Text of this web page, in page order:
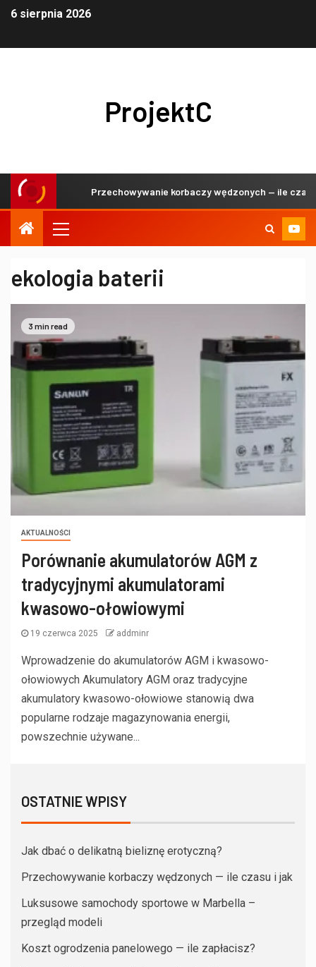
6 sierpnia 2026
ProjektC
Przechowywanie korbaczy wędzonych — ile czasu i
ekologia baterii
3 min read
AKTUALNOŚCI
Porównanie akumulatorów AGM z
tradycyjnymi akumulatorami
kwasowo-ołowiowymi
19 czerwca 2025 addminr
Wprowadzenie do akumulatorów AGM i kwasowo-
ołowiowych Akumulatory AGM oraz tradycyjne
akumulatory kwasowo-ołowiowe stanowią dwa
popularne rodzaje magazynowania energii,
powszechnie używane...
OSTATNIE WPISY
Jak dbać o delikatną bieliznę erotyczną?
Przechowywanie korbaczy wędzonych — ile czasu i jak
Luksusowe samochody sportowe w Marbella –
przegląd modeli
Koszt ogrodzenia panelowego — ile zapłacisz?